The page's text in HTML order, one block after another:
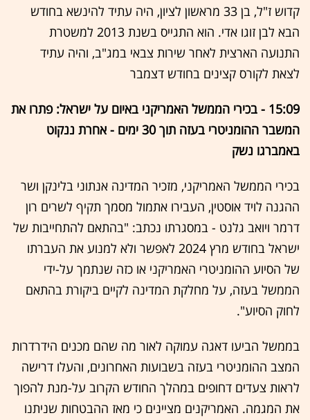
קדוש ז"ל, בן 33 מראשון לציון, היה עתיד להינשא בחודש
הבא לבן זוגו אדי. הוא התגייס בשנת 2013 למשטרת
התנועה הארצית לאחר שירות צבאי במג"ב, והיה עתיד
לצאת לקורס קצינים בחודש דצמבר
15:09 - בכירי הממשל האמריקני באיום על ישראל: פתרו את
המשבר ההומניטרי בעזה תוך 30 ימים - אחרת ננקוט
באמברגו נשק
בכירי הממשל האמריקני, מזכיר המדינה אנתוני בלינקן ושר
ההגנה לויד אוסטין, העבירו אתמול מסמך תקיף לשרים רון
דרמר ויואב גלנט - במסגרתו נכתב: "בהתאם להתחייבות של
ישראל בחודש מרץ 2024 לאפשר ולא למנוע את העברתו
של הסיוע ההומניטרי האמריקני או כזה שנתמך על-ידי
הממשל בעזה, על מחלקת המדינה לקיים ביקורת בהתאם
לחוק הסיוע".
בממשל הביעו דאגה עמוקה לאור מה שהם מכנים הידרדרות
המצב ההומניטרי בעזה בשבועות האחרונים, והעלו דרישה
לראות צעדים דחופים במהלך החודש הקרוב על-מנת להפוך
את המגמה. האמריקנים מציינים כי מאז ההבטחות שניתנו